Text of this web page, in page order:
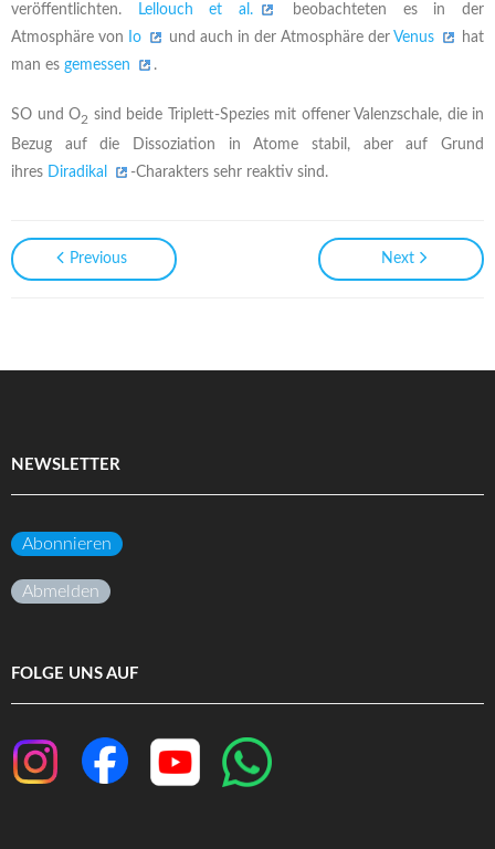
veröffentlichten.
Lellouch et al.
beobachteten es in der
Atmosphäre von
Io und auch in der Atmosphäre der Venus
hat
man es gemessen .
SO und O2 sind beide Triplett-Spezies mit offener Valenzschale, die in
Bezug auf die Dissoziation in Atome stabil, aber auf Grund
ihres
Diradikal -Charakters sehr reaktiv sind.
Previous Next
NEWSLETTER
Abonnieren
Abmelden
FOLGE UNS AUF